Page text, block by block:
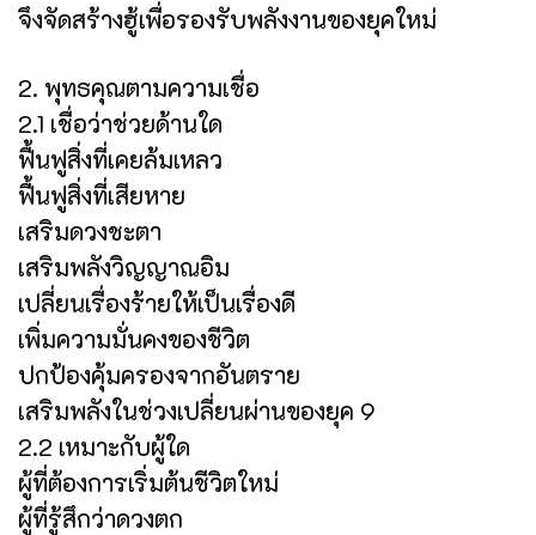
จึงจัดสร้างฮู้เพื่อรองรับพลังงานของยุคใหม่
2. พุทธคุณตามความเชื่อ
2.1 เชื่อว่าช่วยด้านใด
ฟื้นฟูสิ่งที่เคยล้มเหลว
ฟื้นฟูสิ่งที่เสียหาย
เสริมดวงชะตา
เสริมพลังวิญญาณอิม
เปลี่ยนเรื่องร้ายให้เป็นเรื่องดี
เพิ่มความมั่นคงของชีวิต
ปกป้องคุ้มครองจากอันตราย
เสริมพลังในช่วงเปลี่ยนผ่านของยุค 9
2.2 เหมาะกับผู้ใด
ผู้ที่ต้องการเริ่มต้นชีวิตใหม่
ผู้ที่รู้สึกว่าดวงตก